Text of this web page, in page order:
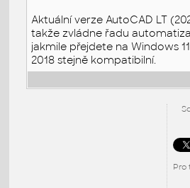
Aktuální verze AutoCAD LT
takže zvládne řadu
jakmile přejdete na Windows
2018 stejně kompatibilní.
Pro